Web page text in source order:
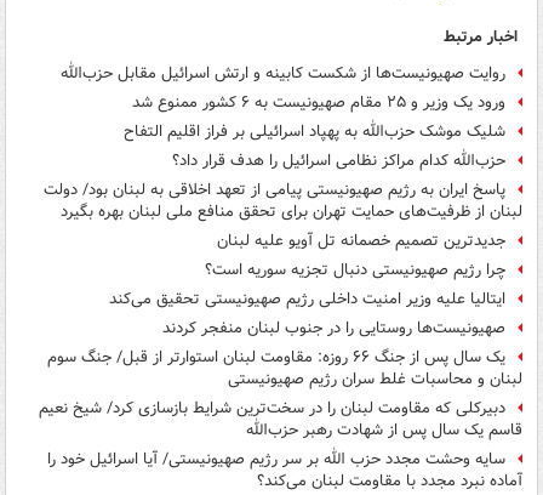
اخبار مرتبط
روایت صهیونیست‌ها از شکست کابینه و ارتش اسرائیل مقابل حزب‌الله
ورود یک وزیر و ۲۵ مقام صهیونیست به ۶ کشور ممنوع شد
شلیک موشک حزب‌الله به پهپاد اسرائیلی بر فراز اقلیم التفاح
حزب‌الله کدام مراکز نظامی اسرائیل را هدف قرار داد؟
پاسخ ایران به رژیم صهیونیستی پیامی از تعهد اخلاقی به لبنان بود/ دولت
لبنان از ظرفیت‌های حمایت تهران برای تحقق منافع ملی لبنان بهره بگیرد
جدیدترین تصمیم خصمانه تل آویو علیه لبنان
چرا رژیم صهیونیستی دنبال تجزیه سوریه است؟
ایتالیا علیه وزیر امنیت داخلی رژیم صهیونیستی تحقیق می‌کند
صهیونیست‌ها روستایی را در جنوب لبنان منفجر کردند
یک سال پس از جنگ ۶۶ روزه: مقاومت لبنان استوارتر از قبل/ جنگ سوم
لبنان و محاسبات غلط سران رژیم صهیونیستی
دبیرکلی که مقاومت لبنان را در سخت‌ترین شرایط بازسازی کرد/ شیخ نعیم
قاسم یک‌ سال پس از شهادت رهبر حزب‌الله
سایه وحشت مجدد حزب الله بر سر رژیم صهیونیستی/ آیا اسرائیل خود را
آماده نبرد مجدد با مقاومت لبنان می‌کند؟